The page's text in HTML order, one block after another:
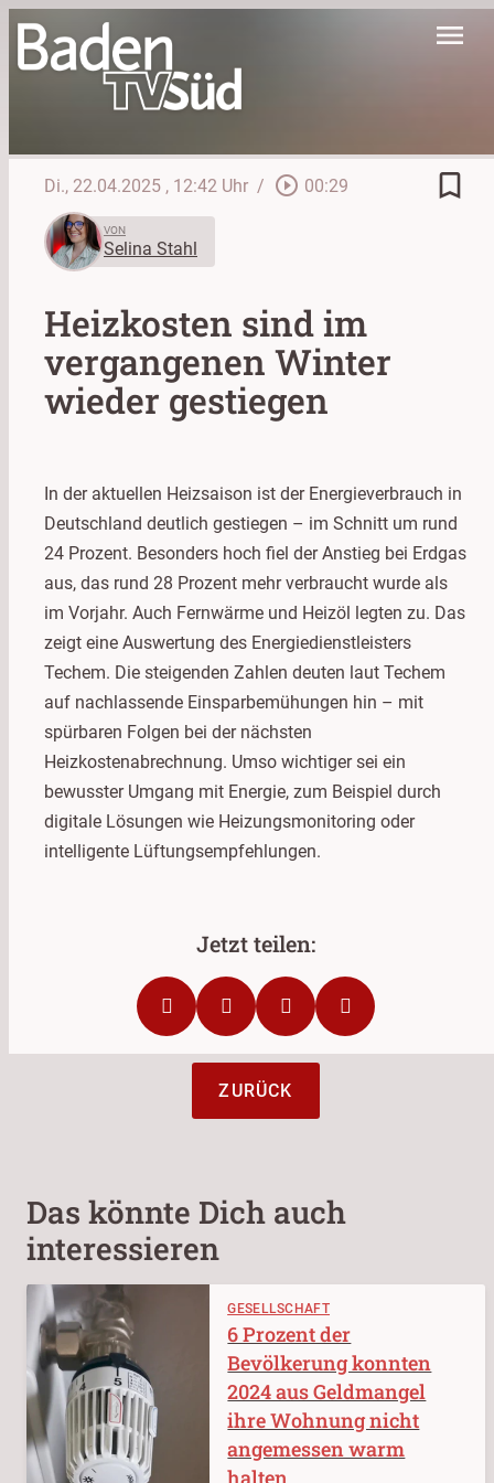
menu
Di., 22.04.2025 , 12:42 Uhr / play_circle_outline 00:29 bookmark_border
VON
Selina Stahl
Heizkosten sind im
vergangenen Winter
wieder gestiegen
In der aktuellen Heizsaison ist der Energieverbrauch in
Deutschland deutlich gestiegen – im Schnitt um rund
24 Prozent. Besonders hoch fiel der Anstieg bei Erdgas
aus, das rund 28 Prozent mehr verbraucht wurde als
im Vorjahr. Auch Fernwärme und Heizöl legten zu. Das
zeigt eine Auswertung des Energiedienstleisters
Techem. Die steigenden Zahlen deuten laut Techem
auf nachlassende Einsparbemühungen hin – mit
spürbaren Folgen bei der nächsten
Heizkostenabrechnung. Umso wichtiger sei ein
bewusster Umgang mit Energie, zum Beispiel durch
digitale Lösungen wie Heizungsmonitoring oder
intelligente Lüftungsempfehlungen.
ZURÜCK
Das könnte Dich auch
interessieren
GESELLSCHAFT
6 Prozent der
Bevölkerung konnten
2024 aus Geldmangel
ihre Wohnung nicht
angemessen warm
halten